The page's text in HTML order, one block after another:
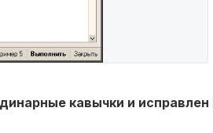
кавычки и исправлен